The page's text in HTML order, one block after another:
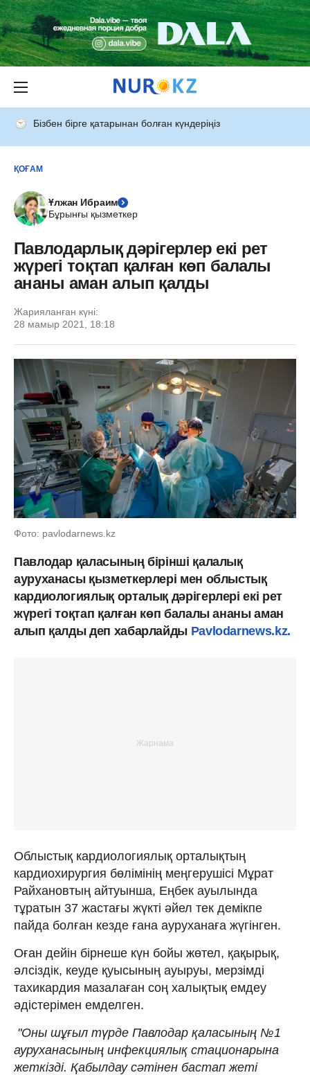
Бізбен бірге қатарынан болған күндеріңіз
ҚОҒАМ
Ұлжан Ибраим
Бұрынғы қызметкер
Павлодарлық дәрігерлер екі рет
жүрегі тоқтап қалған көп балалы
ананы аман алып қалды
Жарияланған күні:
28 мамыр 2021, 18:18
Фото: pavlodarnews.kz
Павлодар қаласының бірінші қалалық
ауруханасы қызметкерлері мен облыстық
кардиологиялық орталық дәрігерлері екі рет
жүрегі тоқтап қалған көп балалы ананы аман
алып қалды деп хабарлайды Pavlodarnews.kz.
Облыстық кардиологиялық орталықтың
кардиохирургия бөлімінің меңгерушісі Мұрат
Райхановтың айтуынша, Еңбек ауылында
тұратын 37 жастағы жүкті әйел тек демікпе
пайда болған кезде ғана ауруханаға жүгінген.
Оған дейін бірнеше күн бойы жөтел, қақырық,
әлсіздік, кеуде қуысының ауыруы, мерзімді
тахикардия мазалаған соң халықтық емдеу
әдістерімен емделген.
"Оны шұғыл түрде Павлодар қаласының №1
ауруханасының инфекциялық стационарына
жеткізді. Қабылдау сәтінен бастап жеті